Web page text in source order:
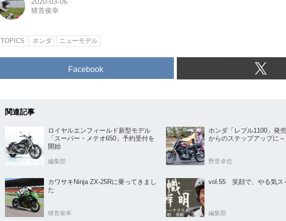
2020-03-06
猪首俊幸
TOPICS ホンダ ニューモデル
Facebook
関連記事
ロイヤルエンフィールド新型モデル
「スーパー・メテオ650」予約受付を
開始
編集部
ホンダ「レブル1100」発
からのステップアップに～
野里卓也
カワサキNinja ZX-25Rに乗ってきまし
た
猪首俊幸
vol.55 笑顔で、やる気ス
編集部